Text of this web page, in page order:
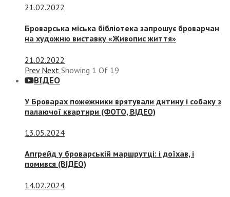
21.02.2022
Броварська міська бібліотека запрошує броварчан
на художню виставку «Живопис життя»
21.02.2022
Prev Next Showing 1 Of 19
ВІДЕО
У Броварах пожежники врятували дитину і собаку з
палаючої квартири (ФОТО, ВІДЕО)
13.05.2024
Апгрейд у броварській маршрутці: і доїхав, і
помився (ВІДЕО)
14.02.2024